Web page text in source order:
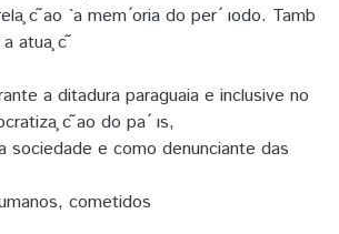
̧c ̃ao `a mem ́oria do per ́ ıodo. Tamb
atua ̧c
a ditadura paraguaia e inclusive no
̧c ̃ao do pa ́ ıs,
sociedade e como denunciante das
cometidos